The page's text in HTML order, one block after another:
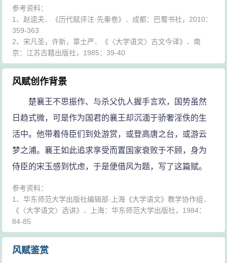
参考资料：
1、赵逵夫．《历代赋评注·先秦卷》．成都：巴蜀书社，2010：
359-363
2、宋凡圣，许新，章士严．《〈大学语文〉古文今译》．南
京：江苏古籍出版社，1985：39-40
风赋创作背景
楚襄王不思振作、与杀父仇人握手言欢，国势虽然
日趋式微，可是作为国君的襄王却沉湎于骄奢淫佚的生
活中。他带着侍臣们到处游赏，或登高唐之台，或游云
梦之浦。襄王如此追求享受而置国家衰败于不顾，身为
侍臣的宋玉感到忧虑，于是便借风为题，写了这篇赋。
参考资料：
1、华东师范大学出版社编辑部·上海《大学语文》教学协作组．
《〈大学语文〉选讲》．上海：华东师范大学出版社，1984：
84-85
风赋鉴赏